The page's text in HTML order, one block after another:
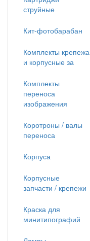
струйные
Кит-фотобарабан
Комплекты крепежа
и корпусные за
Комплекты
переноса
изображения
Коротроны / валы
переноса
Корпуса
Корпусные
запчасти / крепежи
Краска для
минитипографий